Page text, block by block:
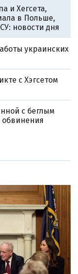
и Хегсета,
в Польше,
новости дня
украинских
с Хэгсетом
с беглым